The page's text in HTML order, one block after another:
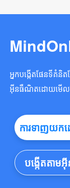
អ្នកបង្កើតផែនទីគំ
អ៊ីនធឺណិតដោយមើលឃ
ការ​ទាញ​យក​
បង្កើតតា